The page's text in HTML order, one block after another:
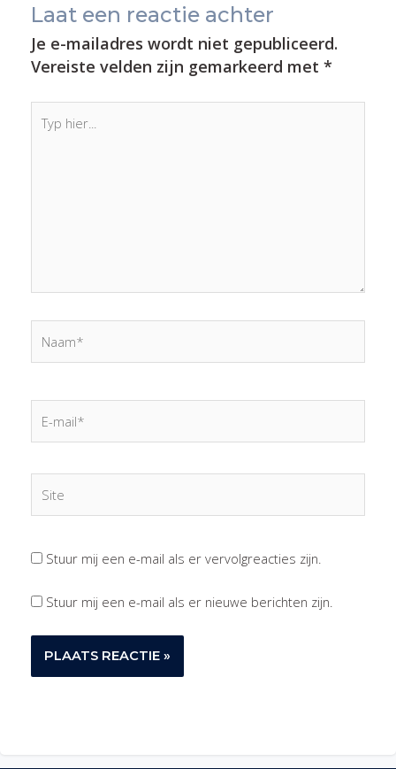
Laat een reactie achter
Je e-mailadres wordt niet gepubliceerd.
Vereiste velden zijn gemarkeerd met *
hier...
mail*
Stuur mij een e-mail als er vervolgreacties zijn.
Stuur mij een e-mail als er nieuwe berichten zijn.